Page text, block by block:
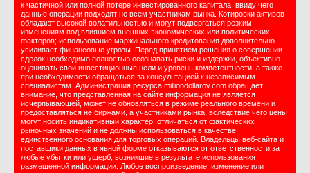
к частичной или полной потере инвестированного капитала, ввиду чего
данные операции подходят не всем участникам рынка. Котировки активов
обладают высокой волатильностью и могут подвергаться резким
изменениям под влиянием внешних экономических или политических
факторов; использование маржинального кредитования дополнительно
усиливает финансовые угрозы. Перед принятием решения о совершении
сделок необходимо полностью осознавать риски и издержки, объективно
оценивать свои инвестиционные цели и уровень компетентности, а также
при необходимости обращаться за консультацией к независимым
специалистам. Администрация ресурса milliondollarov.com обращает
внимание, что представленная на сайте информация не является
исчерпывающей, может не обновляться в режиме реального времени и
предоставляться не биржами, а участниками рынка, вследствие чего цены
могут носить индикативный характер, отличаться от фактических
рыночных значений и не должны использоваться в качестве
единственного основания для торговых операций. Владельцы веб-сайта и
поставщики данных в явной форме отказываются от ответственности за
любые убытки или ущерб, возникшие в результате использования
размещенной информации. Любое воспроизведение, изменение или